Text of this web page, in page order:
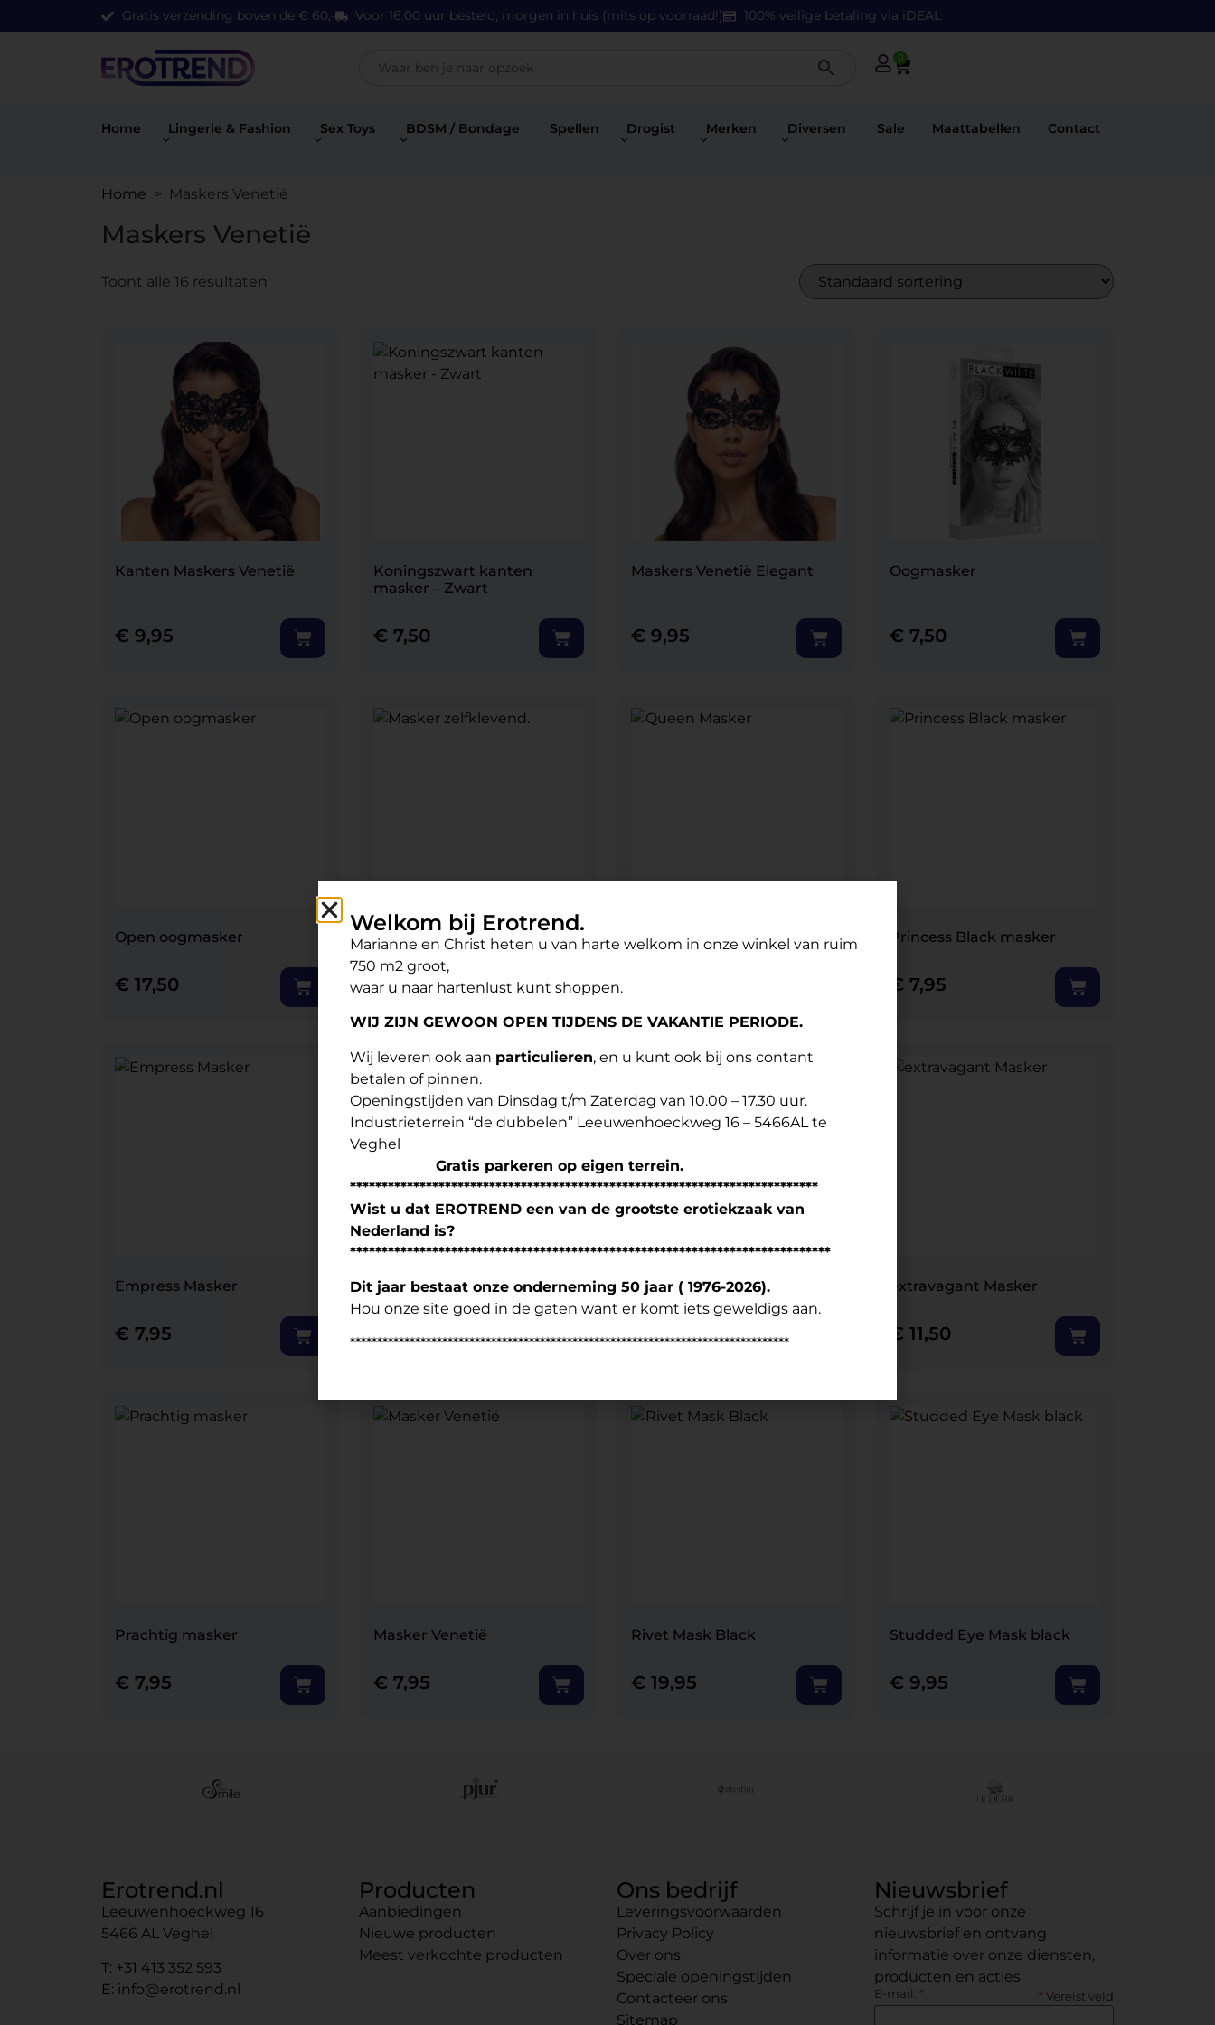
Gratis verzending boven de € 60,- Voor 16.00 uur besteld, morgen in huis (mits op voorraad!) 100% veilige betaling via iDEAL
0
Home Lingerie & Fashion Sex Toys BDSM / Bondage Spellen Drogist Merken Diversen Sale Maattabellen Contact
Home > Maskers Venetië
Maskers Venetië
Toont alle 16 resultaten
Kanten Maskers Venetië
€ 9,95
Koningszwart kanten
masker – Zwart
€ 7,50
Maskers Venetië Elegant
€ 9,95
Oogmasker
€ 7,50
Open oogmasker
€ 17,50
Masker zelfklevend.
€ 15,95
Queen Masker Princess Black masker
€ 7,95
Empress Masker
€ 7,95
Veren masker Roze
€9,95
Kat net masker
€7,95
extravagant Masker
€ 11,50
Prachtig masker
€ 7,95
Masker Venetië
€ 7,95
Rivet Mask Black
€ 19,95
Studded Eye Mask black
€ 9,95
Erotrend.nl
Leeuwenhoeckweg 16
5466 AL Veghel
T: +31 413 352 593
E: info@erotrend.nl
Producten
Aanbiedingen
Nieuwe producten
Meest verkochte producten
Ons bedrijf
Leveringsvoorwaarden
Privacy Policy
Over ons
Speciale openingstijden
Contacteer ons
Sitemap
Nieuwsbrief
Schrijf je in voor onze
nieuwsbrief en ontvang
informatie over onze diensten,
producten en acties
* Vereist veld
E-mail: *
Welkom bij Erotrend.
Marianne en Christ heten u van harte welkom in onze winkel van ruim
750 m2 groot,
waar u naar hartenlust kunt shoppen.
WIJ ZIJN GEWOON OPEN TIJDENS DE VAKANTIE PERIODE.
Wij leveren ook aan particulieren, en u kunt ook bij ons contant
betalen of pinnen.
Openingstijden van Dinsdag t/m Zaterdag van 10.00 – 17.30 uur.
Industrieterrein “de dubbelen” Leeuwenhoeckweg 16 – 5466AL te
Veghel
Gratis parkeren op eigen terrein.
**************************************************************************
Wist u dat EROTREND een van de grootste erotiekzaak van
Nederland is?
****************************************************************************
Dit jaar bestaat onze onderneming 50 jaar ( 1976-2026).
Hou onze site goed in de gaten want er komt iets geweldigs aan.
*********************************************************************************